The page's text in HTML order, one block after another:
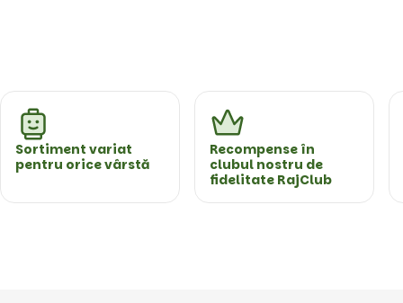
Sortiment variat
pentru orice vârstă
Recompense în
clubul nostru de
fidelitate RajClub